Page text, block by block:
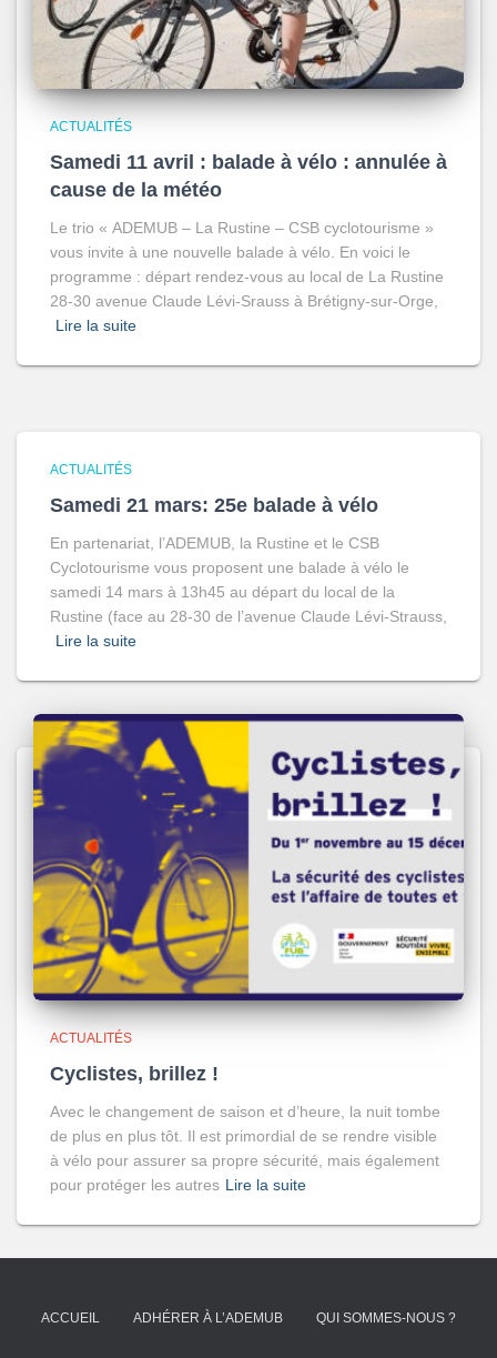
ACTUALITÉS
Samedi 11 avril : balade à vélo : annulée à
cause de la météo
Le trio « ADEMUB – La Rustine – CSB cyclotourisme »
vous invite à une nouvelle balade à vélo. En voici le
programme : départ rendez-vous au local de La Rustine
28-30 avenue Claude Lévi-Srauss à Brétigny-sur-Orge,
Lire la suite
ACTUALITÉS
Samedi 21 mars: 25e balade à vélo
En partenariat, l’ADEMUB, la Rustine et le CSB
Cyclotourisme vous proposent une balade à vélo le
samedi 14 mars à 13h45 au départ du local de la
Rustine (face au 28-30 de l’avenue Claude Lévi-Strauss,
Lire la suite
ACTUALITÉS
Cyclistes, brillez !
Avec le changement de saison et d’heure, la nuit tombe
de plus en plus tôt. Il est primordial de se rendre visible
à vélo pour assurer sa propre sécurité, mais également
pour protéger les autres Lire la suite
ACCUEIL ADHÉRER À L’ADEMUB QUI SOMMES-NOUS ?